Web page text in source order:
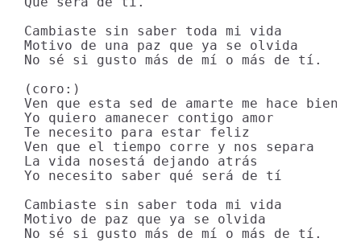
Cambiaste sin saber toda mi vida
Motivo de una paz que ya se olvida
No sé si gusto más de mí o más de tí.
(coro:)
Ven que esta sed de amarte me hace bien
Yo quiero amanecer contigo amor
Te necesito para estar feliz
Ven que el tiempo corre y nos separa
La vida nosestá dejando atrás
Yo necesito saber qué será de tí
Cambiaste sin saber toda mi vida
Motivo de paz que ya se olvida
No sé si gusto más de mí o más de tí.